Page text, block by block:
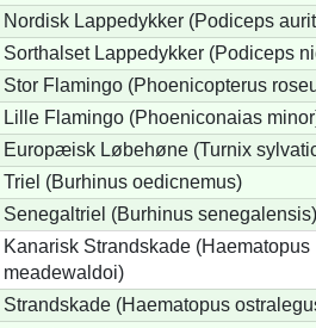
Nordisk Lappedykker (Podiceps
Sorthalset Lappedykker (Podiceps
Stor Flamingo (Phoenicopterus
Lille Flamingo (Phoeniconaias
Europæisk Løbehøne (Turnix
Triel (Burhinus oedicnemus)
Senegaltriel (Burhinus senegalensis)
Kanarisk Strandskade (Haematopus
meadewaldoi)
Strandskade (Haematopus